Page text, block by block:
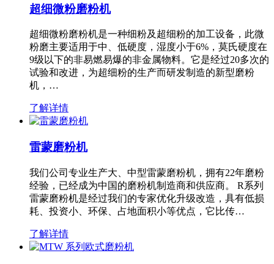
超细微粉磨粉机
超细微粉磨粉机是一种细粉及超细粉的加工设备，此微
粉磨主要适用于中、低硬度，湿度小于6%，莫氏硬度在
9级以下的非易燃易爆的非金属物料。它是经过20多次的
试验和改进，为超细粉的生产而研发制造的新型磨粉
机，…
了解详情
雷蒙磨粉机
我们公司专业生产大、中型雷蒙磨粉机，拥有22年磨粉
经验，已经成为中国的磨粉机制造商和供应商。 R系列
雷蒙磨粉机是经过我们的专家优化升级改造，具有低损
耗、投资小、环保、占地面积小等优点，它比传…
了解详情